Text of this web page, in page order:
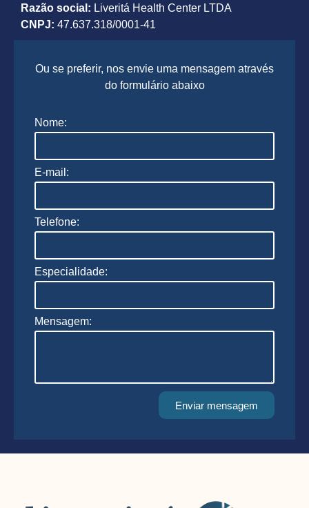
Razão social: Liveritá Health Center LTDA
CNPJ: 47.637.318/0001-41
Ou se preferir, nos envie uma mensagem através
do formulário abaixo
Nome:
E-mail:
Telefone:
Especialidade:
Mensagem:
Enviar mensagem